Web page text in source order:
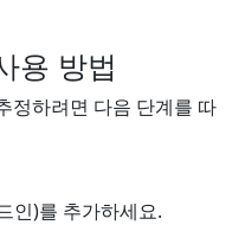
용 방법
정하려면 다음 단계를 따
인)를 추가하세요.